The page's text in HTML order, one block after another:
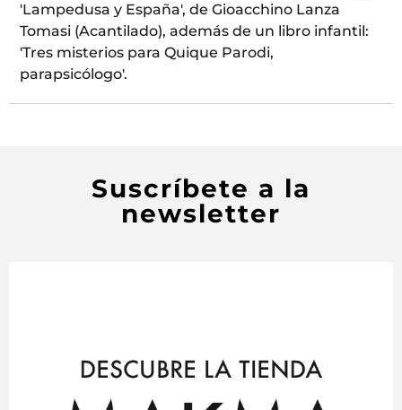
'Lampedusa y España', de Gioacchino Lanza
Tomasi (Acantilado), además de un libro infantil:
'Tres misterios para Quique Parodi,
parapsicólogo'.
Suscríbete a la
newsletter